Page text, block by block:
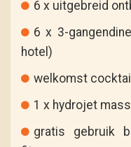
6 x uitgebreid
6 x 3-
hotel)
welkomst
1 x hydrojet
gratis gebruik